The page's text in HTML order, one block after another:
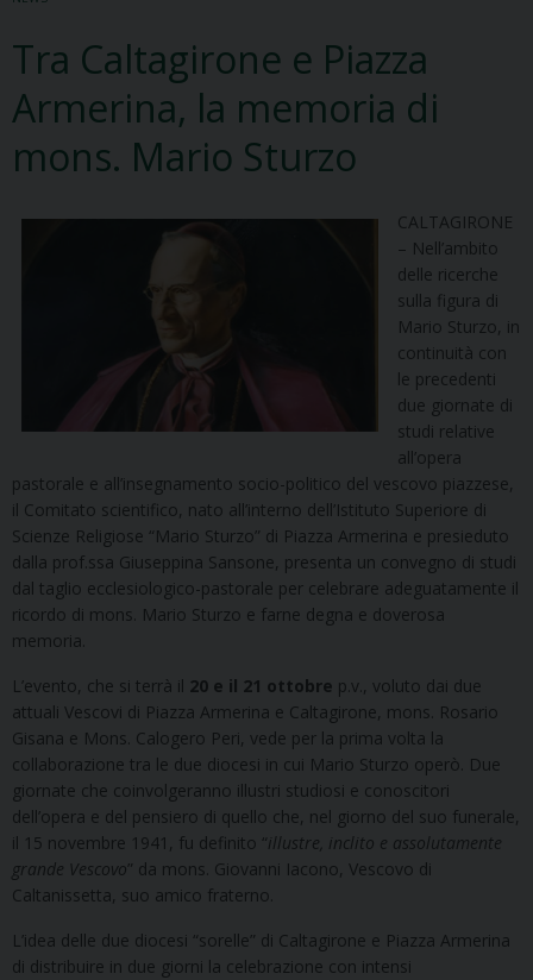
Tra Caltagirone e Piazza
Armerina, la memoria di
mons. Mario Sturzo
CALTAGIRONE
– Nell’ambito
delle ricerche
sulla figura di
Mario Sturzo, in
continuità con
le precedenti
due giornate di
studi relative
all’opera
pastorale e all’insegnamento socio-politico del vescovo piazzese,
il Comitato scientifico, nato all’interno dell’Istituto Superiore di
Scienze Religiose “Mario Sturzo” di Piazza Armerina e presieduto
dalla prof.ssa Giuseppina Sansone, presenta un convegno di studi
dal taglio ecclesiologico-pastorale per celebrare adeguatamente il
ricordo di mons. Mario Sturzo e farne degna e doverosa
memoria.
L’evento, che si terrà il 20 e il 21 ottobre p.v., voluto dai due
attuali Vescovi di Piazza Armerina e Caltagirone, mons. Rosario
Gisana e Mons. Calogero Peri, vede per la prima volta la
collaborazione tra le due diocesi in cui Mario Sturzo operò. Due
giornate che coinvolgeranno illustri studiosi e conoscitori
dell’opera e del pensiero di quello che, nel giorno del suo funerale,
il 15 novembre 1941, fu definito “illustre, inclito e assolutamente
grande Vescovo” da mons. Giovanni Iacono, Vescovo di
Caltanissetta, suo amico fraterno.
L’idea delle due diocesi “sorelle” di Caltagirone e Piazza Armerina
di distribuire in due giorni la celebrazione con intensi